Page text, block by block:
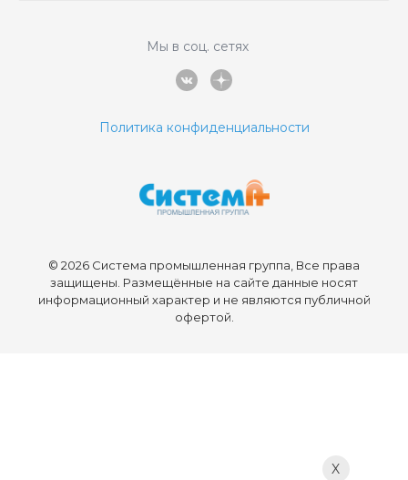
Мы в соц. сетях
Политика конфиденциальности
© 2026 Система промышленная группа, Все права
защищены. Размещённые на сайте данные носят
информационный характер и не являются публичной
офертой.
X